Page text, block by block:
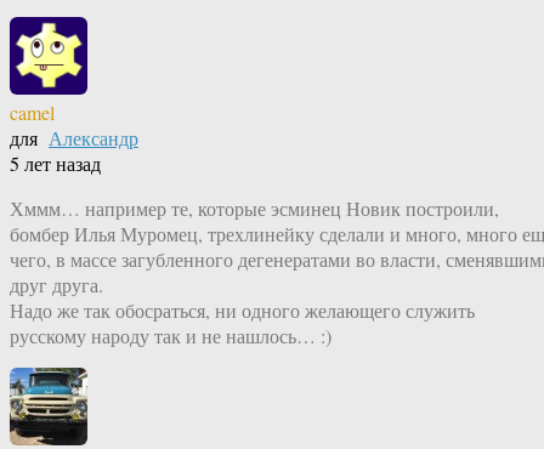
camel
для Александр
5 лет назад
Хммм… например те, которые эсминец Новик построили,
бомбер Илья Муромец, трехлинейку сделали и много, много
чего, в массе загубленного дегенератами во власти,
друг друга.
Надо же так обосраться, ни одного желающего служить
русскому народу так и не нашлось… :)